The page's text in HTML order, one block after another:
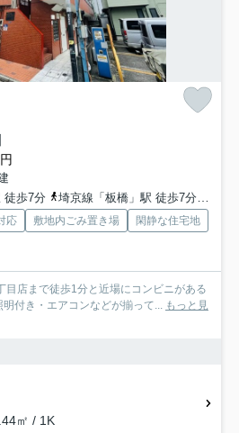
徒歩7分
埼京線「板橋」駅 徒歩7分
応 敷地内ごみ置き場
閑静な住宅地
目店まで徒歩1分と近場にコンビニがある
付き・エアコンなどが揃って... もっと見
㎡ / 1K